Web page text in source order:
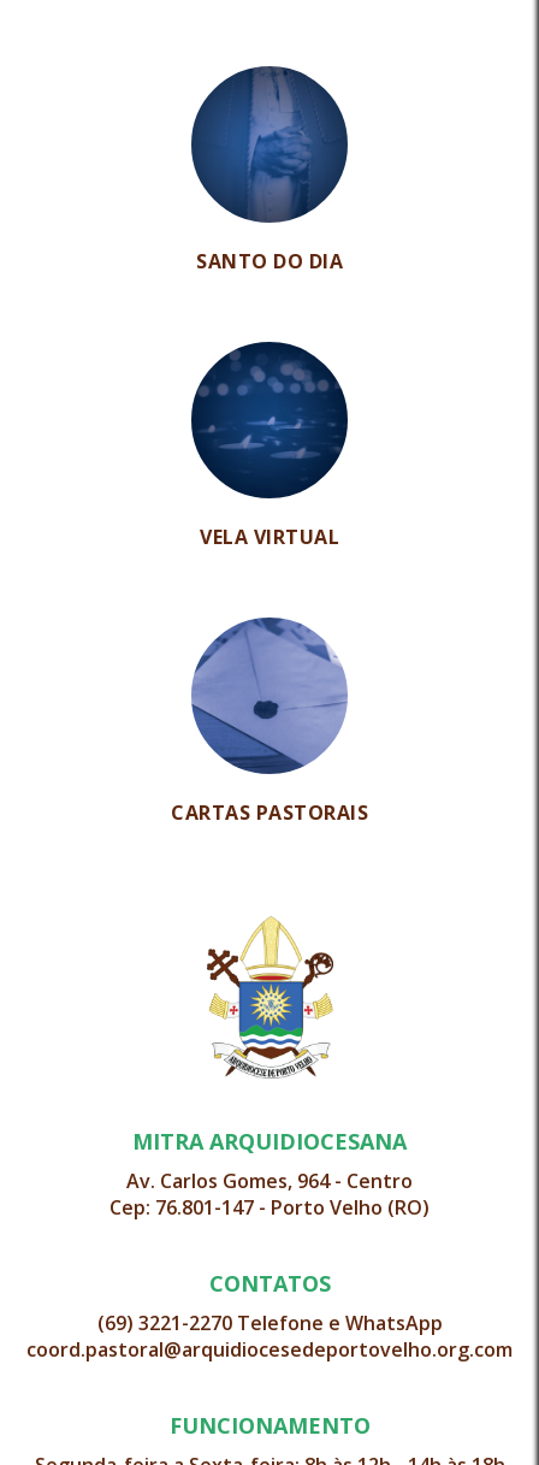
SANTO DO DIA
VELA VIRTUAL
CARTAS PASTORAIS
MITRA ARQUIDIOCESANA
Av. Carlos Gomes, 964 - Centro
Cep: 76.801-147 - Porto Velho (RO)
CONTATOS
(69) 3221-2270 Telefone e WhatsApp
coord.pastoral@arquidiocesedeportovelho.org.com
FUNCIONAMENTO